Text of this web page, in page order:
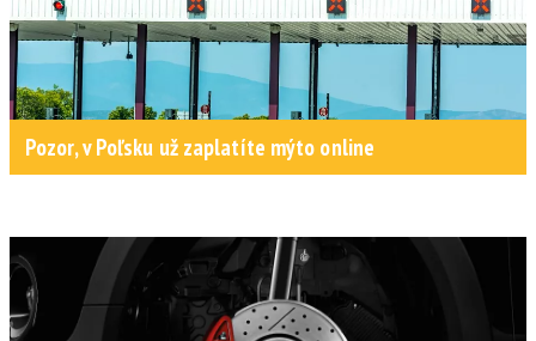
Pozor, v Poľsku už zaplatíte mýto online